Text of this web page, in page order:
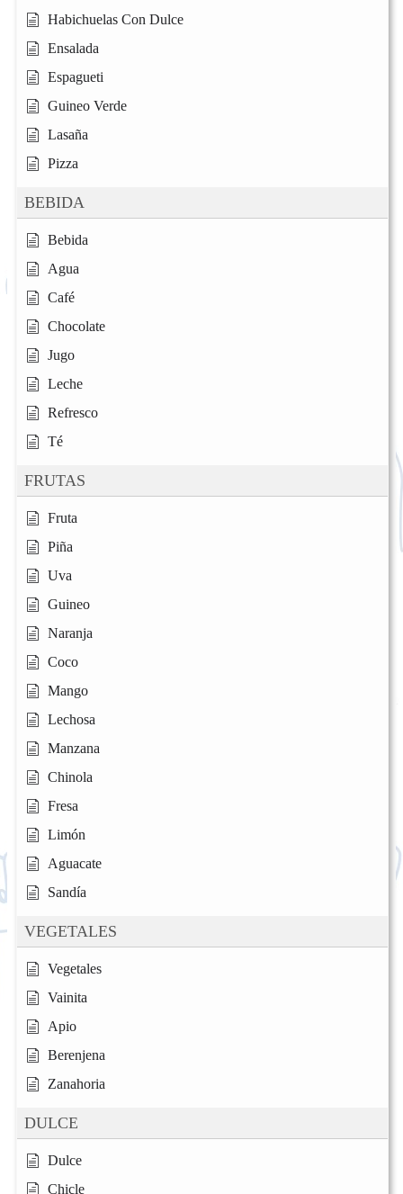
Habichuelas Con Dulce
Ensalada
Espagueti
Guineo Verde
Lasaña
Pizza
BEBIDA
Bebida
Agua
Café
Chocolate
Jugo
Leche
Refresco
Té
FRUTAS
Fruta
Piña
Uva
Guineo
Naranja
Coco
Mango
Lechosa
Manzana
Chinola
Fresa
Limón
Aguacate
Sandía
VEGETALES
Vegetales
Vainita
Apio
Berenjena
Zanahoria
DULCE
Dulce
Chicle